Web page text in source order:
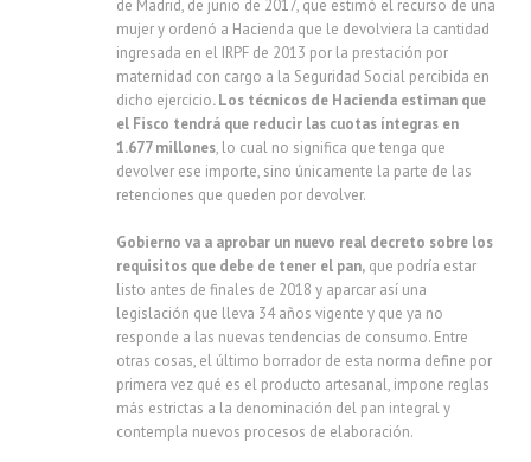
de Madrid, de junio de 2017, que estimó el recurso de una
mujer y ordenó a Hacienda que le devolviera la cantidad
ingresada en el IRPF de 2013 por la prestación por
maternidad con cargo a la Seguridad Social percibida en
dicho ejercicio. Los técnicos de Hacienda estiman que
el Fisco tendrá que reducir las cuotas íntegras en
1.677 millones, lo cual no significa que tenga que
devolver ese importe, sino únicamente la parte de las
retenciones que queden por devolver.
Gobierno va a aprobar un nuevo real decreto sobre los
requisitos que debe de tener el pan, que podría estar
listo antes de finales de 2018 y aparcar así una
legislación que lleva 34 años vigente y que ya no
responde a las nuevas tendencias de consumo. Entre
otras cosas, el último borrador de esta norma define por
primera vez qué es el producto artesanal, impone reglas
más estrictas a la denominación del pan integral y
contempla nuevos procesos de elaboración.